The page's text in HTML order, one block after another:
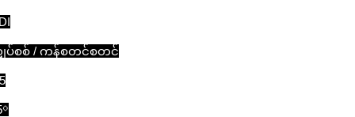
ပ်စစ် / ကန်စတင်စတင်